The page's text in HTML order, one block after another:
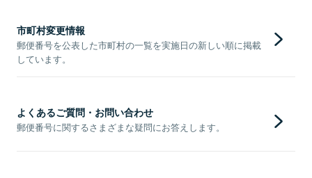
市町村変更情報
郵便番号を公表した市町村の一覧を実施日の新しい順に掲載
しています。
よくあるご質問・お問い合わせ
郵便番号に関するさまざまな疑問にお答えします。